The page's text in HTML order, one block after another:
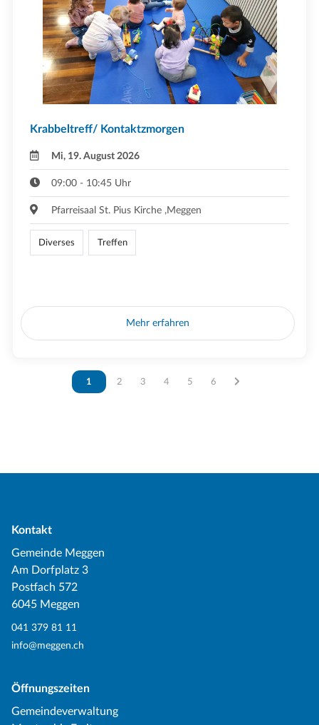
Krabbeltreff/ Kontaktzmorgen
Mi, 19. August 2026
09:00 - 10:45 Uhr
Pfarreisaal St. Pius Kirche ,Meggen
Diverses Treffen
Mehr erfahren
Vous êtes sur la page
1 Vous êtes sur la page
2 Vous êtes sur la page
3 Vous êtes sur la page
4 Vous êtes sur la page
5 Vous êtes sur la page
6
Kontakt
Gemeinde Meggen
Am Dorfplatz 3
Postfach 572
6045 Meggen
041 379 81 11
info@meggen.ch
Öffnungszeiten
Gemeindeverwaltung